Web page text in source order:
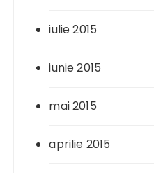
iulie 2015
iunie 2015
mai 2015
aprilie 2015